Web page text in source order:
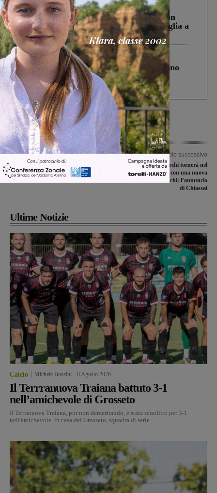
Cronaca 3 Agosto 2026
Scomparso da una struttura di Castiglion
Fiorentino l’uomo che aveva ucciso la figlia a
Levane nel 2020
Cronaca 4 Agosto 2026
Un anno fa la strage in A1 in cui morirono
Gianni, Giulia e Franco. Lo schianto, il
processo, lo stop ai sorpassi fra tir....
Articolo precedente
Play-off di serie D, la polisportiva
“Galli” si qualifica per il secondo
turno
Articolo successivo
Il mercato di Montevarchi tornerà nel
centro storico, ma con una nuova
distribuzione dei banchi: l’annuncio
di Chiassai
Ultime Notizie
Calcio Michele Bossini 8 Agosto 2026
Il Terrranuova Traiana battuto 3-1
nell’amichevole di Grosseto
Il Terranuova Traiana, pur non demeritando, è stata sconfitto per 3-1
nell'amichevole in casa del Grosseto, squadra di serie...